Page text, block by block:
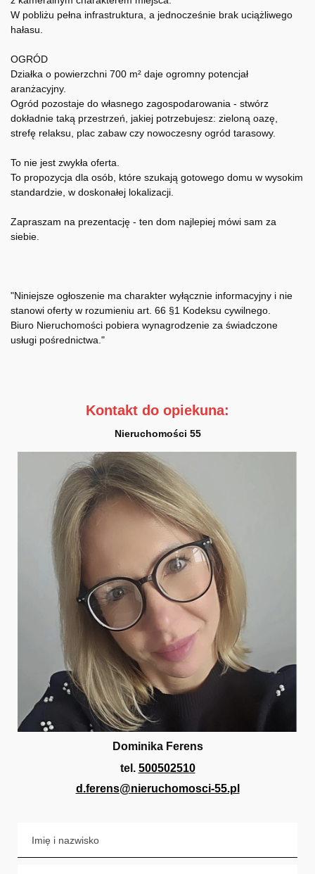
W pobliżu pełna infrastruktura, a jednocześnie brak uciążliwego
hałasu.
OGRÓD
Działka o powierzchni 700 m² daje ogromny potencjał
aranżacyjny.
Ogród pozostaje do własnego zagospodarowania - stwórz
dokładnie taką przestrzeń, jakiej potrzebujesz: zieloną oazę,
strefę relaksu, plac zabaw czy nowoczesny ogród tarasowy.
To nie jest zwykła oferta.
To propozycja dla osób, które szukają gotowego domu w wysokim
standardzie, w doskonałej lokalizacji.
Zapraszam na prezentację - ten dom najlepiej mówi sam za
siebie.
"Niniejsze ogłoszenie ma charakter wyłącznie informacyjny i nie
stanowi oferty w rozumieniu art. 66 §1 Kodeksu cywilnego.
Biuro Nieruchomości pobiera wynagrodzenie za świadczone
usługi pośrednictwa."
Kontakt do opiekuna:
Nieruchomości 55
Dominika Ferens
tel. 500502510
d.ferens@nieruchomosci-55.pl